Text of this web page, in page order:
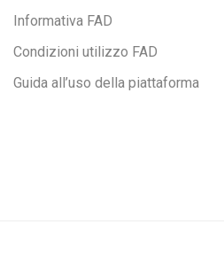
Informativa FAD
Condizioni utilizzo FAD
Guida all’uso della piattaforma